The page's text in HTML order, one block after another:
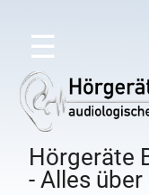
☰
Hörgeräte
- Alles